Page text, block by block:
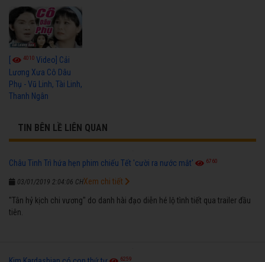
[ 4010 Video] Cải
Lương Xưa Cô Dâu
Phụ - Vũ Linh, Tài Linh,
Thanh Ngân
TIN BÊN LỀ LIÊN QUAN
Châu Tinh Trì hứa hẹn phim chiếu Tết 'cười ra nước mắt' 6760
03/01/2019 2:04:06 CH
"Tân hỷ kịch chi vương" do danh hài đạo diễn hé lộ tình tiết qua trailer đầu
tiên.
Xem chi tiết
6259